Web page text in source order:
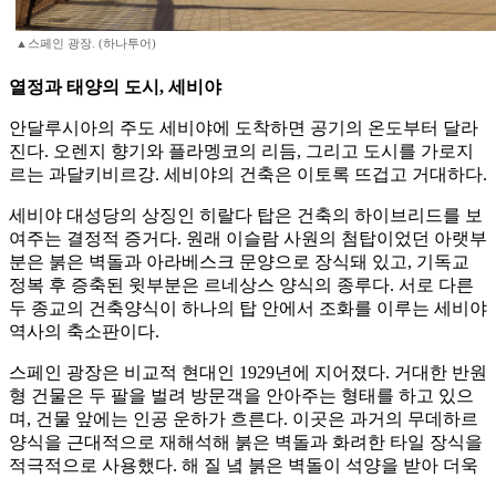
▲스페인 광장. (하나투어)
열정과 태양의 도시, 세비야
안달루시아의 주도 세비야에 도착하면 공기의 온도부터 달라
진다. 오렌지 향기와 플라멩코의 리듬, 그리고 도시를 가로지
르는 과달키비르강. 세비야의 건축은 이토록 뜨겁고 거대하다.
세비야 대성당의 상징인 히랄다 탑은 건축의 하이브리드를 보
여주는 결정적 증거다. 원래 이슬람 사원의 첨탑이었던 아랫부
분은 붉은 벽돌과 아라베스크 문양으로 장식돼 있고, 기독교
정복 후 증축된 윗부분은 르네상스 양식의 종루다. 서로 다른
두 종교의 건축양식이 하나의 탑 안에서 조화를 이루는 세비야
역사의 축소판이다.
스페인 광장은 비교적 현대인 1929년에 지어졌다. 거대한 반원
형 건물은 두 팔을 벌려 방문객을 안아주는 형태를 하고 있으
며, 건물 앞에는 인공 운하가 흐른다. 이곳은 과거의 무데하르
양식을 근대적으로 재해석해 붉은 벽돌과 화려한 타일 장식을
적극적으로 사용했다. 해 질 녘 붉은 벽돌이 석양을 받아 더욱